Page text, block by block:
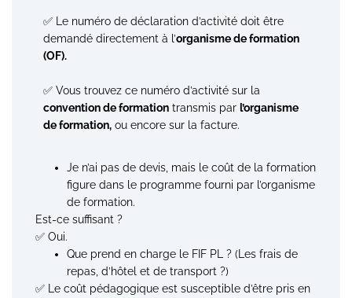
✅ Le numéro de déclaration d’activité doit être
demandé directement à l’organisme de formation
(OF).
✅ Vous trouvez ce numéro d’activité sur la
convention de formation transmis par l’organisme
de formation, ou encore sur la facture.
Je n’ai pas de devis, mais le coût de la formation
figure dans le programme fourni par l’organisme
de formation.
Est-ce suffisant ?
✅ Oui.
Que prend en charge le FIF PL ? (Les frais de
repas, d’hôtel et de transport ?)
✅ Le coût pédagogique est susceptible d’être pris en